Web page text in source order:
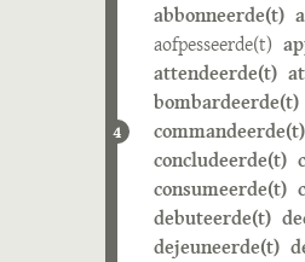
4
abbonneerde(t)
aofpesseerde(t)
attendeerde(t)
bombardeerde(t)
commandeerde(t)
concludeerde(t)
consumeerde(t)
debuteerde(t)
dejeuneerde(t)